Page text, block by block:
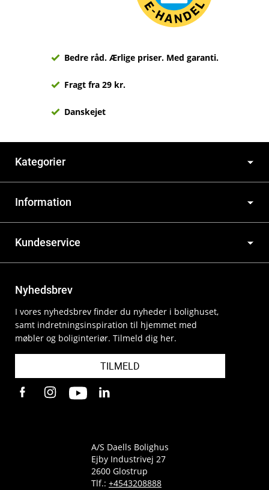
Bedre råd. Ærlige priser. Med garanti.
Fragt fra 29 kr.
Danskejet
Kategorier
Information
Kundeservice
Nyhedsbrev
I vores nyhedsbrev finder du nyheder i bolighuset,
samt indretningsinspiration til hjemmet med
møbler og boliginteriør. Tilmeld dig her.
TILMELD
A/S Daells Bolighus
Ejby Industrivej 27
2600 Glostrup
Tlf.: +4543208888